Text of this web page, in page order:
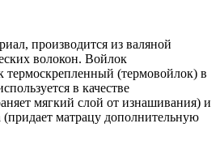
производится из валяной
волокон. Войлок
термоскрепленный (термовойлок) в
в качестве
мягкий слой от изнашивания) и
(придает матрацу дополнительную